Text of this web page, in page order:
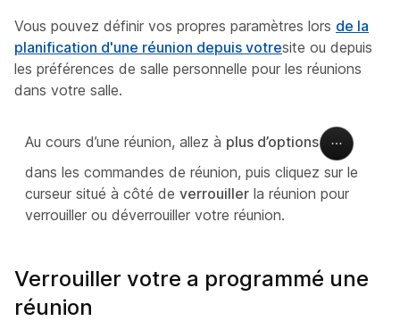
Vous pouvez définir vos propres paramètres lors de la
planification d'une réunion depuis votresite ou depuis
les préférences de salle personnelle pour les réunions
dans votre salle.
Au cours d’une réunion, allez à plus d’options
dans les commandes de réunion, puis cliquez sur le
curseur situé à côté de verrouiller la réunion pour
verrouiller ou déverrouiller votre réunion.
Verrouiller votre a programmé une
réunion